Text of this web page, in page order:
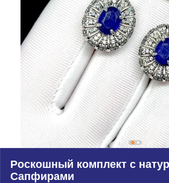
Роскошный комплект с
Сапфирами